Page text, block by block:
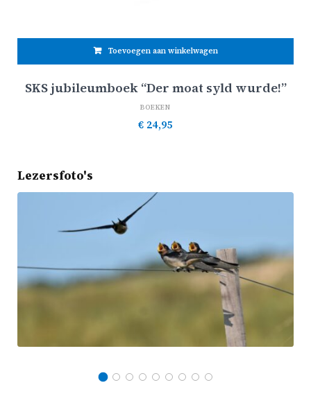
Toevoegen aan winkelwagen
SKS jubileumboek “Der moat syld wurde!”
BOEKEN
€ 24,95
Lezersfoto's